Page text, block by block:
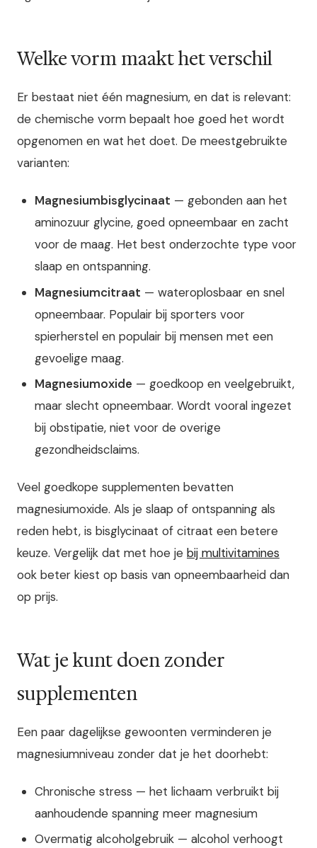
Welke vorm maakt het verschil
Er bestaat niet één magnesium, en dat is relevant:
de chemische vorm bepaalt hoe goed het wordt
opgenomen en wat het doet. De meestgebruikte
varianten:
Magnesiumbisglycinaat — gebonden aan het
aminozuur glycine, goed opneembaar en zacht
voor de maag. Het best onderzochte type voor
slaap en ontspanning.
Magnesiumcitraat — wateroplosbaar en snel
opneembaar. Populair bij sporters voor
spierherstel en populair bij mensen met een
gevoelige maag.
Magnesiumoxide — goedkoop en veelgebruikt,
maar slecht opneembaar. Wordt vooral ingezet
bij obstipatie, niet voor de overige
gezondheidsclaims.
Veel goedkope supplementen bevatten
magnesiumoxide. Als je slaap of ontspanning als
reden hebt, is bisglycinaat of citraat een betere
keuze. Vergelijk dat met hoe je bij multivitamines
ook beter kiest op basis van opneembaarheid dan
op prijs.
Wat je kunt doen zonder
supplementen
Een paar dagelijkse gewoonten verminderen je
magnesiumniveau zonder dat je het doorhebt:
Chronische stress — het lichaam verbruikt bij
aanhoudende spanning meer magnesium
Overmatig alcoholgebruik — alcohol verhoogt